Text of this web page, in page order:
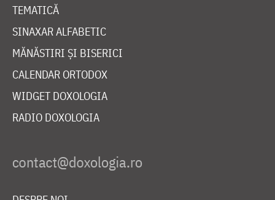
TEMATICĂ
SINAXAR ALFABETIC
MĂNĂSTIRI ȘI BISERICI
CALENDAR ORTODOX
WIDGET DOXOLOGIA
RADIO DOXOLOGIA